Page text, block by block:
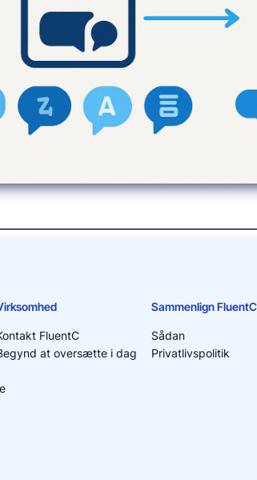
FluentC
at oversætte i dag
Sammenlign FluentC
Sådan
Privatlivspolitik